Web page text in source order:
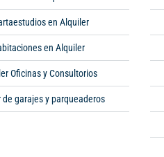
en Alquiler
en Alquiler
Oficinas y Consultorios
de garajes y parqueaderos